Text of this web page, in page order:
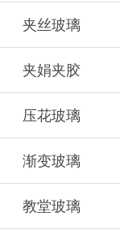
夹丝玻璃
夹娟夹胶
压花玻璃
渐变玻璃
教堂玻璃